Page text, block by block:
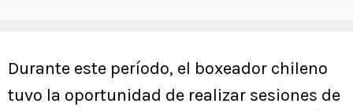
Durante este período, el boxeador chileno
tuvo la oportunidad de realizar sesiones de